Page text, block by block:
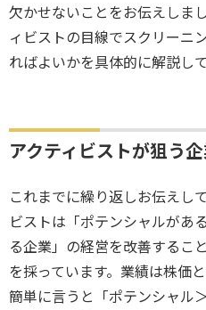
欠かせないことをお伝えしま
ィビストの目線でスクリーニ
ればよいかを具体的に解説し
アクティビストが狙う
これまでに繰り返しお伝えし
ビストは「ポテンシャルがあ
る企業」の経営を改善するこ
を採っています。業績は株価
簡単に言うと「ポテンシャル